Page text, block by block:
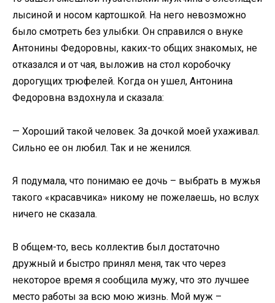
лысиной и носом картошкой. На него невозможно
было смотреть без улыбки. Он справился о внуке
Антонины Федоровны, каких-то общих знакомых, не
отказался и от чая, выложив на стол коробочку
дорогущих трюфелей. Когда он ушел, Антонина
Федоровна вздохнула и сказала:
— Хороший такой человек. За дочкой моей ухаживал.
Сильно ее он любил. Так и не женился.
Я подумала, что понимаю ее дочь – выбрать в мужья
такого «красавчика» никому не пожелаешь, но вслух
ничего не сказала.
В общем-то, весь коллектив был достаточно
дружный и быстро принял меня, так что через
некоторое время я сообщила мужу, что это лучшее
место работы за всю мою жизнь. Мой муж –